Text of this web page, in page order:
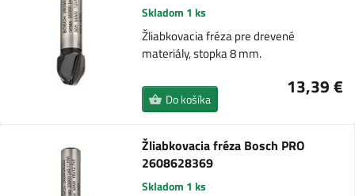
Skladom 1 ks
Žliabkovacia fréza pre drevené
materiály, stopka 8 mm.
13,39 €
Do košíka
Žliabkovacia fréza Bosch PRO
2608628369
Skladom 1 ks